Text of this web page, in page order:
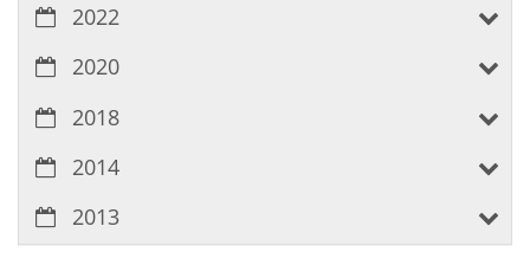
2022
2020
2018
2014
2013